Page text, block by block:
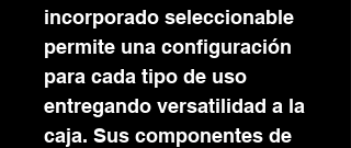
incorporado seleccionable
permite una configuración
para cada tipo de uso
entregando versatilidad a la
caja. Sus componentes de